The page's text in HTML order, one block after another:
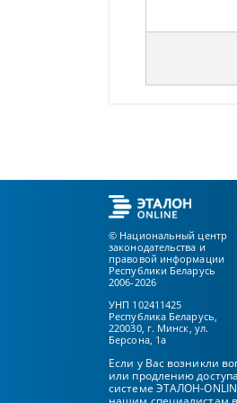
© Национальный центр
законодательства и
правовой информации
Республики Беларусь
2006-2026
УНП 102411425
Республика Беларусь,
220030, г. Минск, ул.
Берсона, 1а
Если у Вас возникли
или продлению
системе ЭТАЛОН-